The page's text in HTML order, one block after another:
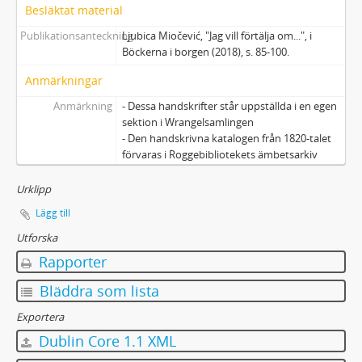
23 - Predikan på tyska
25 - Kungliga resolutioner rörande apotek
28 - Svensk och latinsk samt latinsk och svensk botanisk ordbok
29 - Pergamentblad med pingstsekvens
30 - Esters bok i pergamentrulle
31 - Hyllningsverser till Elis Schröderheim
F - Skisser, akvareller, bilder och kartor
G - Tryckta verk
H - Fotografier
J - Föremål
K - Makulatur
Besläktat material
PublikationsanteckningLjubica Miočević, "Jag vill förtälja om...", i
Böckerna i borgen (2018), s. 85-100.
Anmärkningar
Anmärkning
- Dessa handskrifter står uppställda i en egen
sektion i Wrangelsamlingen
- Den handskrivna katalogen från 1820-talet
förvaras i Roggebibliotekets ämbetsarkiv
Urklipp
Lägg till
Utforska
Rapporter
Bläddra som lista
Exportera
Dublin Core 1.1 XML